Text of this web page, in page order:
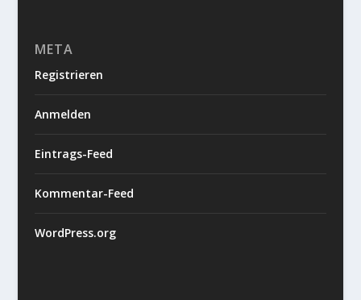
META
Registrieren
Anmelden
Eintrags-Feed
Kommentar-Feed
WordPress.org